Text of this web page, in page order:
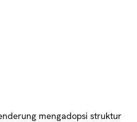
mengadopsi struktur